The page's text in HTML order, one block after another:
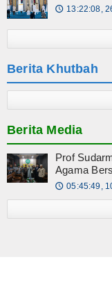
🕔 13:22:08,
Berita Khutbah
Berita Media
Prof
Agama
🕔 05:45:49,